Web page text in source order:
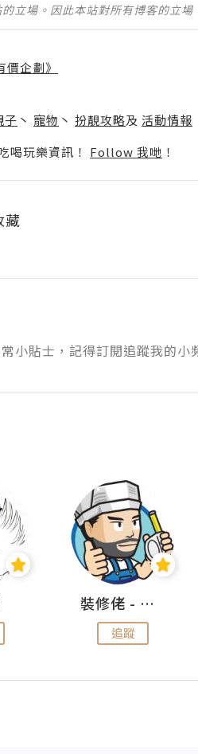
立場。因此本站對所有博客的立
企劃》
子 丶 寵物 丶 扮靚攻略及 活動情報
玩樂資訊！ Follow 我哋 ！
藏
小貼士，記得訂閱追蹤我的小
裝修佬 - 香港一站式網上裝修平台
追蹤